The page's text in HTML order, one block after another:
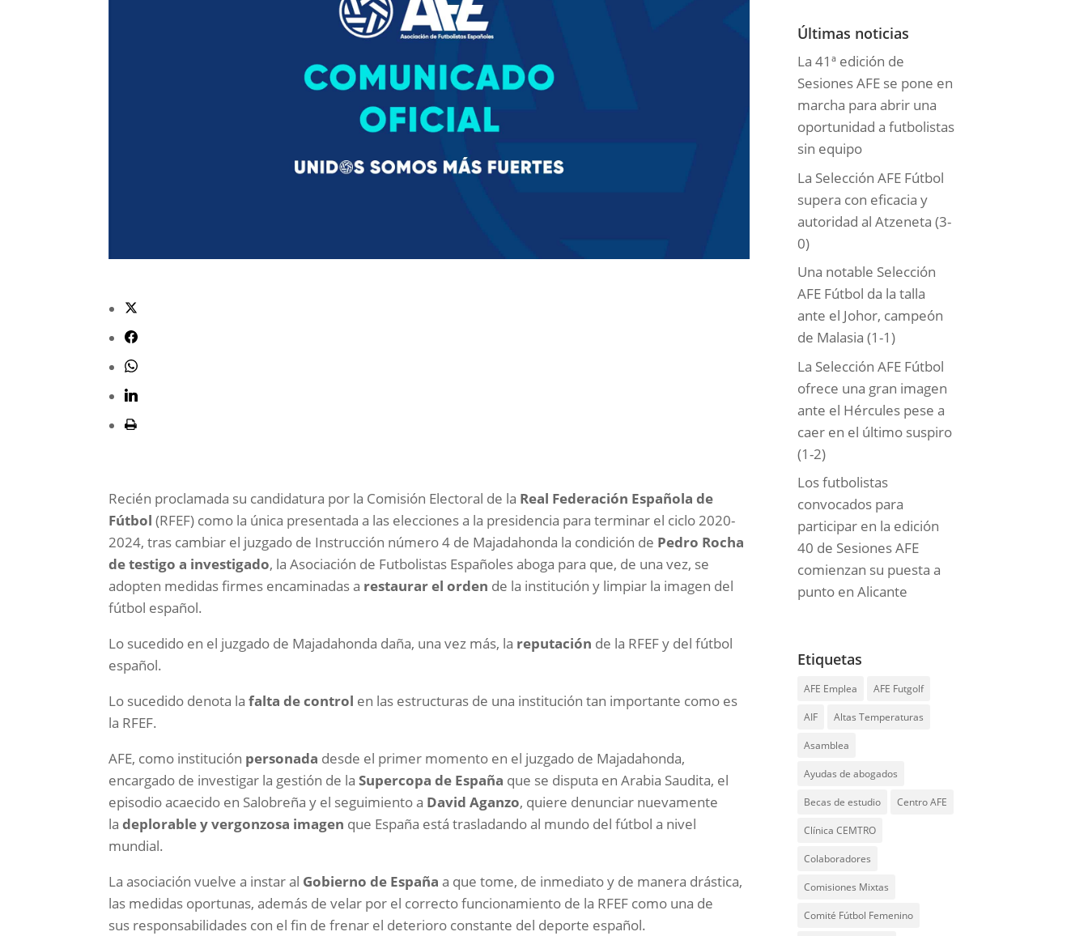
Recién proclamada su candidatura por la Comisión Electoral de la Real Federación Española de
Fútbol (RFEF) como la única presentada a las elecciones a la presidencia para terminar el ciclo 2020-
2024, tras cambiar el juzgado de Instrucción número 4 de Majadahonda la condición de Pedro Rocha
de testigo a investigado, la Asociación de Futbolistas Españoles aboga para que, de una vez, se
adopten medidas firmes encaminadas a restaurar el orden de la institución y limpiar la imagen del
fútbol español.
Lo sucedido en el juzgado de Majadahonda daña, una vez más, la reputación de la RFEF y del fútbol
español.
Lo sucedido denota lafalta de control en las estructuras de una institución tan importante como es
la RFEF.
AFE, como institución personada desde el primer momento en el juzgado de Majadahonda,
encargado de investigar la gestión de laSupercopa de España que se disputa en Arabia Saudita, el
episodio acaecido en Salobreña y el seguimiento a David Aganzo, quiere denunciar nuevamente
ladeplorable y vergonzosa imagen que España está trasladando al mundo del fútbol a nivel
mundial.
La asociación vuelve a instar al Gobierno de España a que tome, de inmediato y de manera drástica,
las medidas oportunas, además de velar por el correcto funcionamiento de la RFEF como una de
sus responsabilidades con el fin de frenar el deterioro constante del deporte español.
r
a
s
Últimas noticias
La 41ª edición de
Sesiones AFE se pone en
marcha para abrir una
oportunidad a futbolistas
sin equipo
La Selección AFE Fútbol
supera con eficacia y
autoridad al Atzeneta (3-
0)
Una notable Selección
AFE Fútbol da la talla
ante el Johor, campeón
de Malasia (1-1)
La Selección AFE Fútbol
ofrece una gran imagen
ante el Hércules pese a
caer en el último suspiro
(1-2)
Los futbolistas
convocados para
participar en la edición
40 de Sesiones AFE
comienzan su puesta a
punto en Alicante
Etiquetas
AFE Emplea AFE Futgolf
AIF Altas Temperaturas
Asamblea
Ayudas de abogados
Becas de estudio Centro AFE
Clínica CEMTRO
Colaboradores
Comisiones Mixtas
Comité Fútbol Femenino